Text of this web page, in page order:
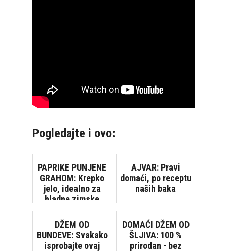
Pogledajte i ovo:
PAPRIKE PUNJENE
GRAHOM: Krepko
jelo, idealno za
hladne zimske
AJVAR: Pravi
domaći, po receptu
naših baka
DŽEM OD
BUNDEVE: Svakako
isprobajte ovaj
DOMAĆI DŽEM OD
ŠLJIVA: 100 %
prirodan - bez